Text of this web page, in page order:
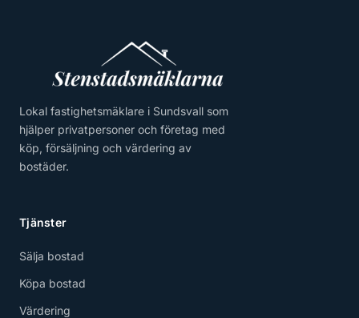
Lokal fastighetsmäklare i Sundsvall som
hjälper privatpersoner och företag med
köp, försäljning och värdering av
bostäder.
Tjänster
Sälja bostad
Köpa bostad
Värdering